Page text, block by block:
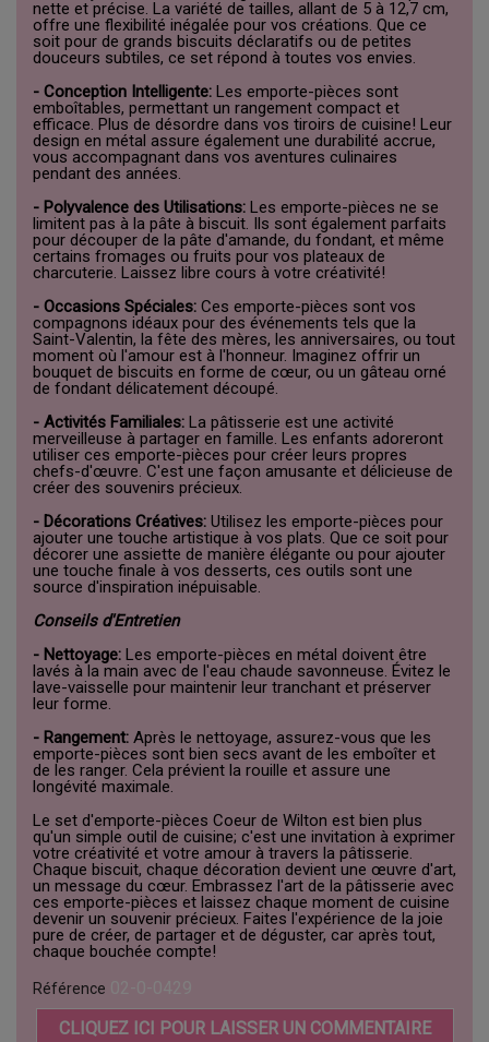
nette et précise. La variété de tailles, allant de 5 à 12,7 cm,
offre une flexibilité inégalée pour vos créations. Que ce
soit pour de grands biscuits déclaratifs ou de petites
douceurs subtiles, ce set répond à toutes vos envies.
- Conception Intelligente: Les emporte-pièces sont
emboîtables, permettant un rangement compact et
efficace. Plus de désordre dans vos tiroirs de cuisine! Leur
design en métal assure également une durabilité accrue,
vous accompagnant dans vos aventures culinaires
pendant des années.
- Polyvalence des Utilisations: Les emporte-pièces ne se
limitent pas à la pâte à biscuit. Ils sont également parfaits
pour découper de la pâte d'amande, du fondant, et même
certains fromages ou fruits pour vos plateaux de
charcuterie. Laissez libre cours à votre créativité!
- Occasions Spéciales: Ces emporte-pièces sont vos
compagnons idéaux pour des événements tels que la
Saint-Valentin, la fête des mères, les anniversaires, ou tout
moment où l'amour est à l'honneur. Imaginez offrir un
bouquet de biscuits en forme de cœur, ou un gâteau orné
de fondant délicatement découpé.
- Activités Familiales: La pâtisserie est une activité
merveilleuse à partager en famille. Les enfants adoreront
utiliser ces emporte-pièces pour créer leurs propres
chefs-d'œuvre. C'est une façon amusante et délicieuse de
créer des souvenirs précieux.
- Décorations Créatives: Utilisez les emporte-pièces pour
ajouter une touche artistique à vos plats. Que ce soit pour
décorer une assiette de manière élégante ou pour ajouter
une touche finale à vos desserts, ces outils sont une
source d'inspiration inépuisable.
Conseils d'Entretien
- Nettoyage: Les emporte-pièces en métal doivent être
lavés à la main avec de l'eau chaude savonneuse. Évitez le
lave-vaisselle pour maintenir leur tranchant et préserver
leur forme.
- Rangement: Après le nettoyage, assurez-vous que les
emporte-pièces sont bien secs avant de les emboîter et
de les ranger. Cela prévient la rouille et assure une
longévité maximale.
Le set d'emporte-pièces Coeur de Wilton est bien plus
qu'un simple outil de cuisine; c'est une invitation à exprimer
votre créativité et votre amour à travers la pâtisserie.
Chaque biscuit, chaque décoration devient une œuvre d'art,
un message du cœur. Embrassez l'art de la pâtisserie avec
ces emporte-pièces et laissez chaque moment de cuisine
devenir un souvenir précieux. Faites l'expérience de la joie
pure de créer, de partager et de déguster, car après tout,
chaque bouchée compte!
Référence
CLIQUEZ ICI POUR LAISSER UN COMMENTAIRE